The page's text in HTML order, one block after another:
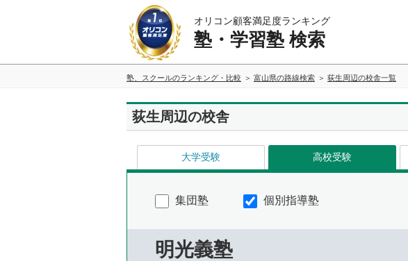
オリコン顧客満足度ランキング
塾・学習塾 検索
塾、スクールのランキング・比較 富山県の路線検索 荻生周辺の校舎一覧
荻生周辺の校舎
大学受験 高校受験
集団塾 個別指導塾
明光義塾